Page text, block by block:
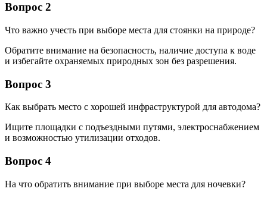
Вопрос 2
Что важно учесть при выборе места для стоянки на природе?
Обратите внимание на безопасность, наличие доступа к воде
и избегайте охраняемых природных зон без разрешения.
Вопрос 3
Как выбрать место с хорошей инфраструктурой для автодома?
Ищите площадки с подъездными путями, электроснабжением
и возможностью утилизации отходов.
Вопрос 4
На что обратить внимание при выборе места для ночевки?